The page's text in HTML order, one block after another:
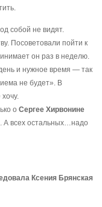
собой не видят.
Посоветовали пойти к
он раз в неделю.
и нужное время — так
не будет». В
о Сергее Хирвонине
А всех остальных…надо
Ксения Брянская